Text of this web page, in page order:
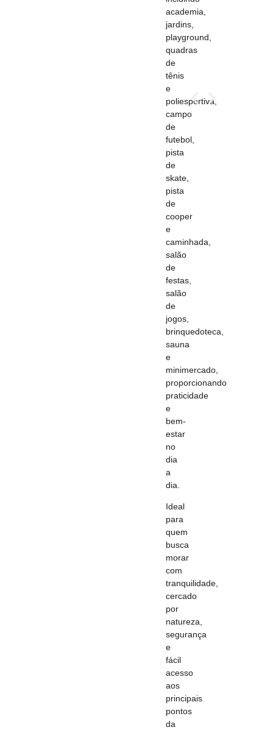
academia,
jardins,
playground,
quadras
de
tênis
e
poliesportiva,
campo
de
futebol,
pista
de
skate,
pista
de
cooper
e
caminhada,
salão
de
festas,
salão
de
jogos,
brinquedoteca,
sauna
e
minimercado,
proporcionando
praticidade
e
bem-
estar
no
dia
a
dia.
Ideal
para
quem
busca
morar
com
tranquilidade,
cercado
por
natureza,
segurança
e
fácil
acesso
aos
principais
pontos
da